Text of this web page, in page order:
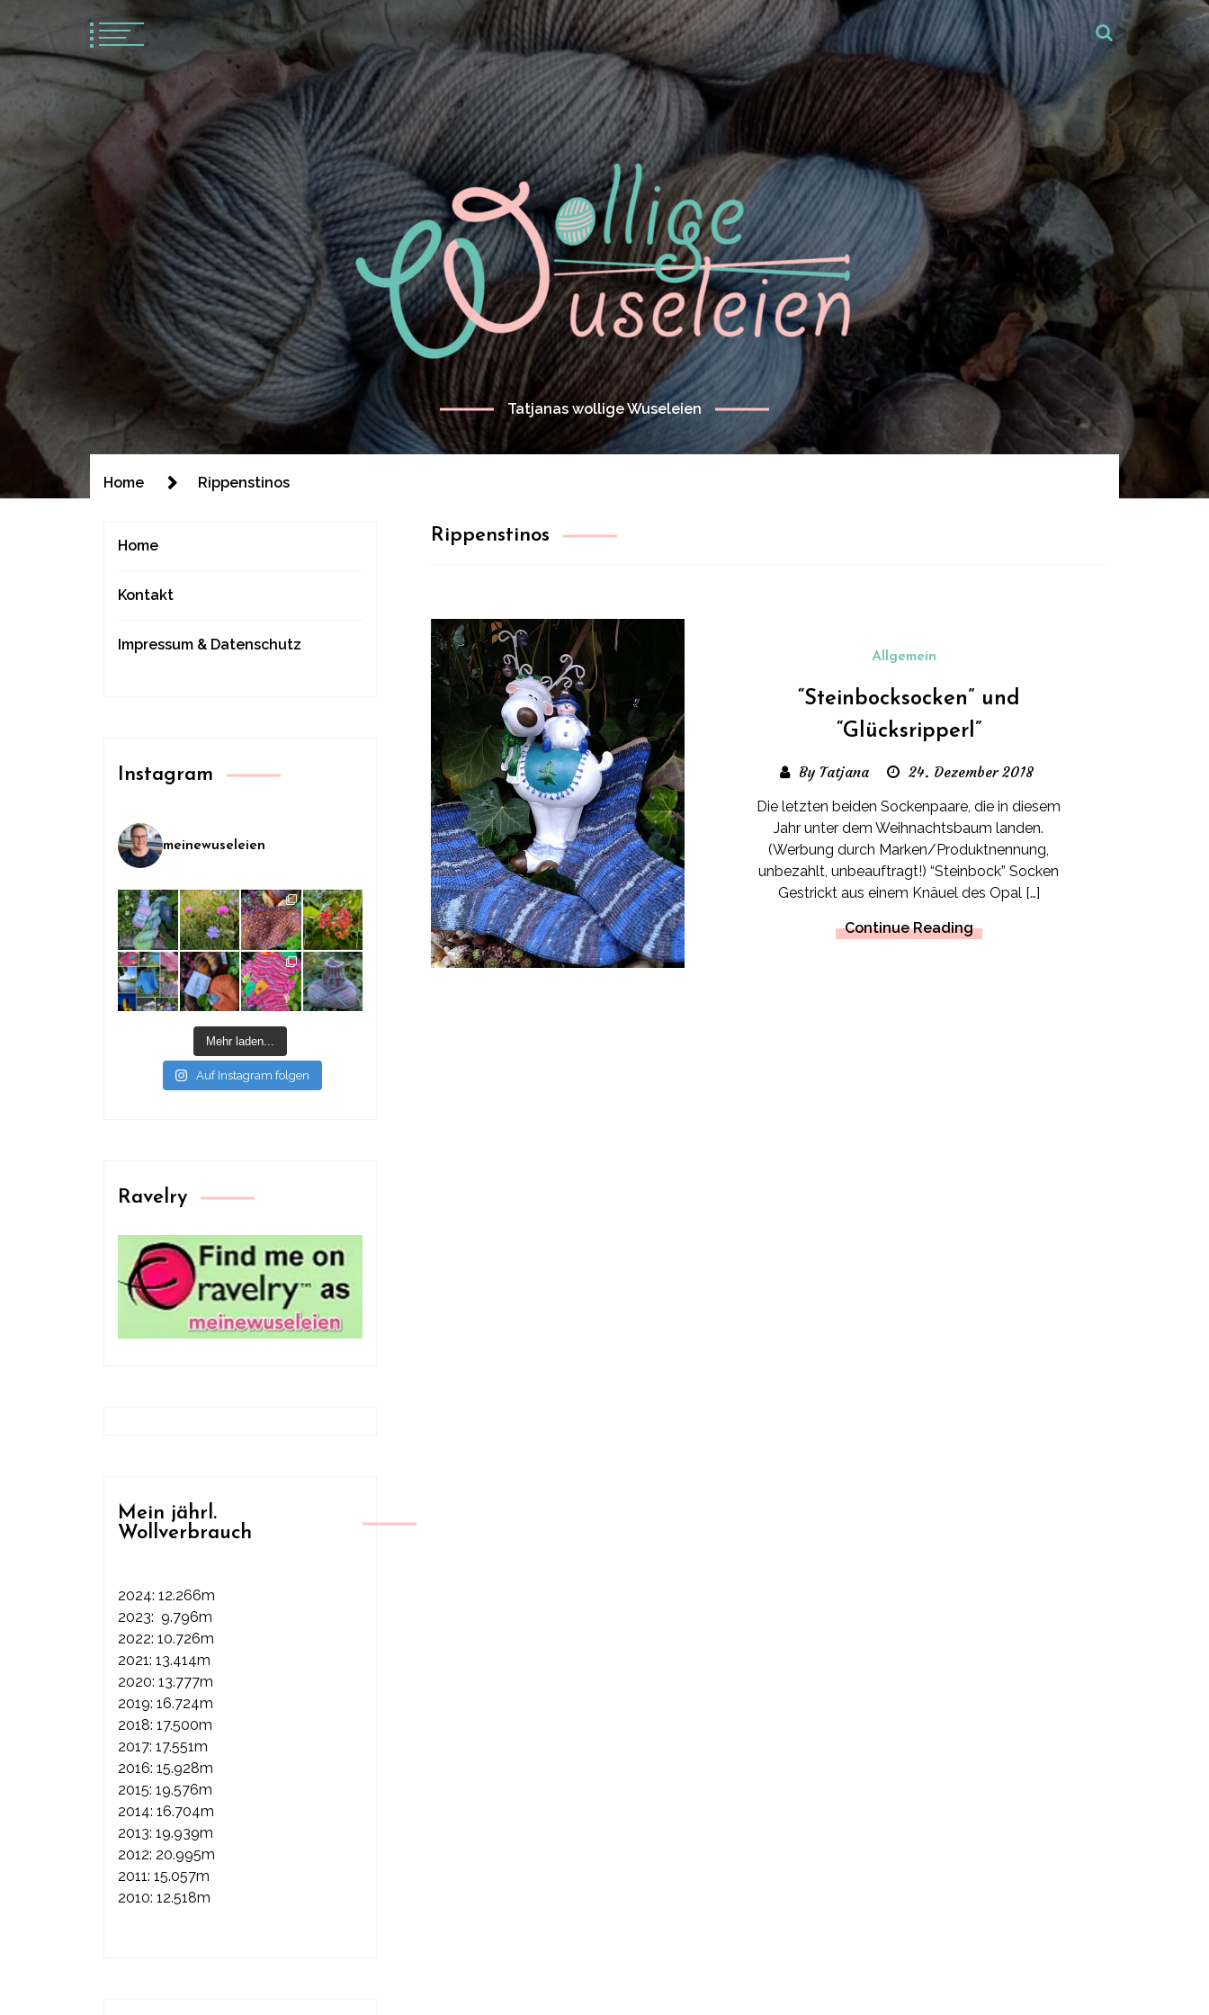
Tatjanas wollige Wuseleien
Home Rippenstinos
Rippenstinos
Allgemein
“Steinbocksocken” und
“Glücksripperl”
By Tatjana 24. Dezember 2018
Die letzten beiden Sockenpaare, die in diesem
Jahr unter dem Weihnachtsbaum landen.
(Werbung durch Marken/Produktnennung,
unbezahlt, unbeauftragt!) “Steinbock” Socken
Gestrickt aus einem Knäuel des Opal […]
Continue Reading
Home
Kontakt
Impressum & Datenschutz
Instagram
meinewuseleien
Mehr laden...
Auf Instagram folgen
Ravelry
Mein jährl.
Wollverbrauch
2024: 12.266m
2023: 9.796m
2022: 10.726m
2021: 13.414m
2020: 13.777m
2019: 16.724m
2018: 17.500m
2017: 17.551m
2016: 15.928m
2015: 19.576m
2014: 16.704m
2013: 19.939m
2012: 20.995m
2011: 15.057m
2010: 12.518m